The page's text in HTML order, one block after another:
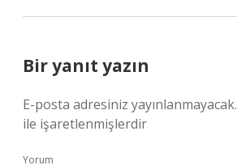
Bir yanıt yazın
E-posta adresiniz yayınlanmayacak.
ile işaretlenmişlerdir
Yorum